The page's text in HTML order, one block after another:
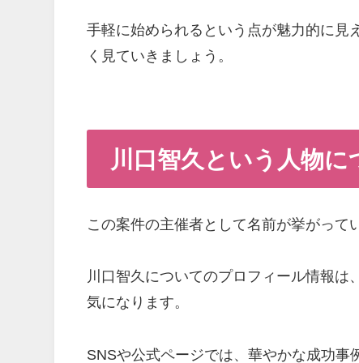
手軽に始められるという点が魅力的に見
く見ていきましょう。
川口智久という人物に
この案件の主催者として名前が挙がって
川口智久についてのプロフィール情報
気になります。
SNSや公式ページでは、華やかな成功事